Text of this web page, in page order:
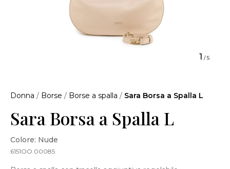
1 /5
Donna / Borse / Borse a spalla / Sara Borsa a Spalla L
Sara Borsa a Spalla L
Colore: Nude
6151OO.00085